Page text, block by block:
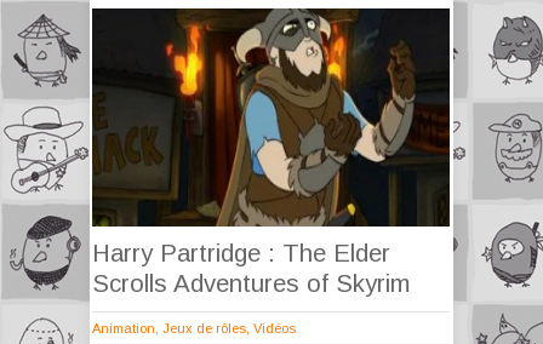
Harry Partridge : The Elder
Scrolls Adventures of Skyrim
Animation Jeux de rôles Vidéos